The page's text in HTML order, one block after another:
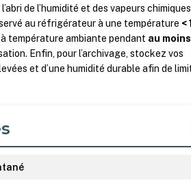
de l’humidité et des vapeurs
au réfrigérateur à une température <
température ambiante pendant au moins
Enfin, pour l’archivage, stockez vos
et d’une humidité durable afin de